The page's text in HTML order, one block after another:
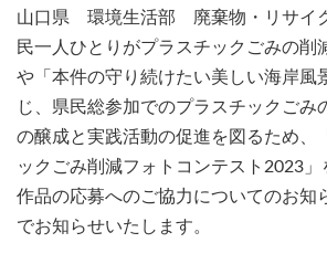
山口県 環境生活部 廃棄物・リサイ
民一人ひとりがプラスチックごみの削
や「本件の守り続けたい美しい海岸風
じ、県民総参加でのプラスチックごみ
の醸成と実践活動の促進を図るため、
ックごみ削減フォトコンテスト2023」
作品の応募へのご協力についてのお知
でお知らせいたします。